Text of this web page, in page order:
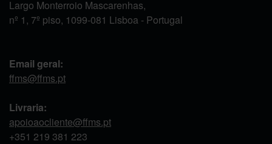
Largo Monterroio Mascarenhas,
nº 1, 7º piso, 1099-081 Lisboa - Portugal
Email geral:
ffms@ffms.pt
Livraria:
apoioaocliente@ffms.pt
+351 219 381 223